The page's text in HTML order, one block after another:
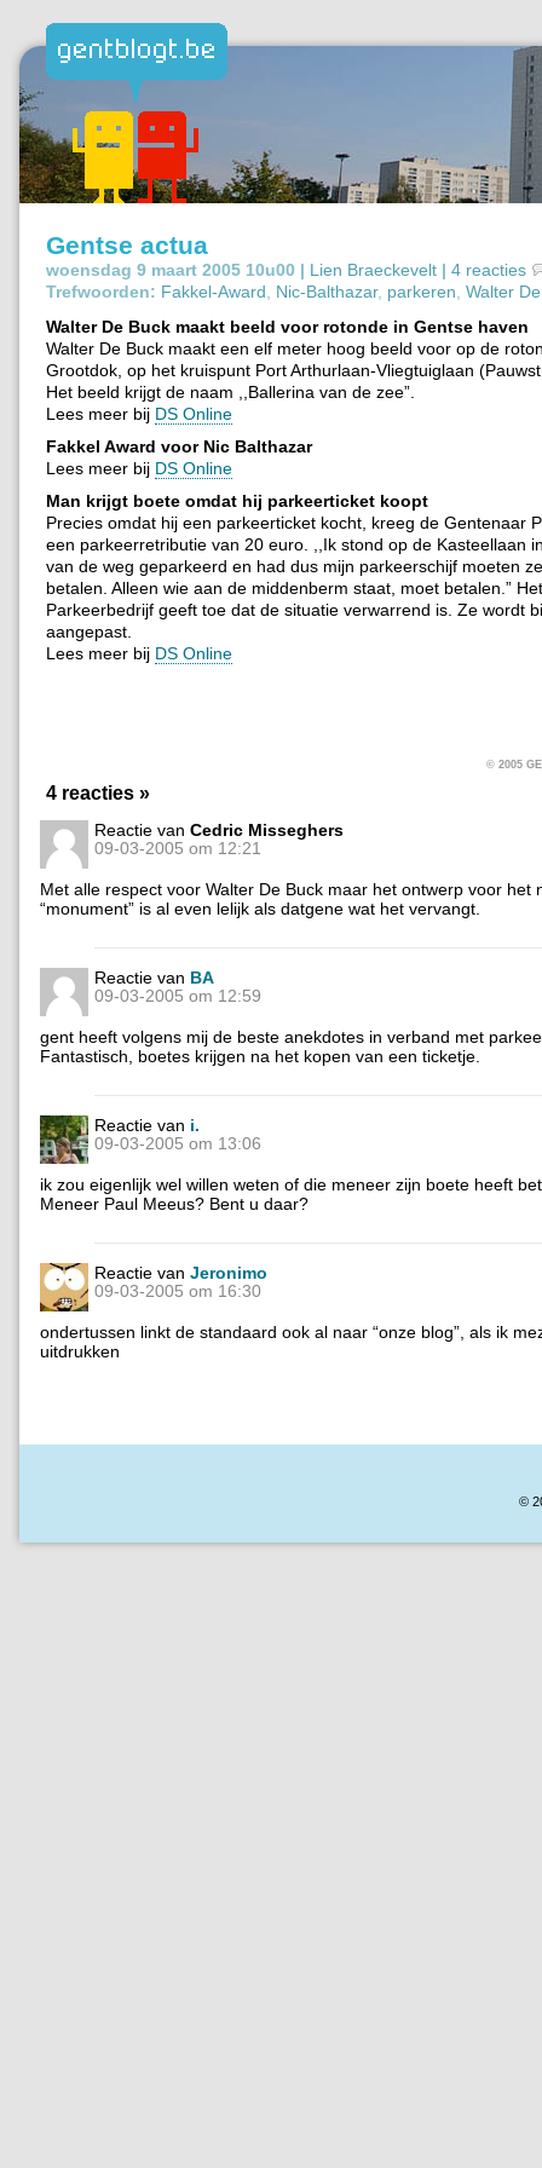
Gentse actua
woensdag 9 maart 2005 10u00 | Lien Braeckevelt | 4 reacties
Trefwoorden: Fakkel-Award Nic-Balthazar, parkeren Walter
Walter De Buck maakt beeld voor rotonde in Gentse haven
Walter De Buck maakt een elf meter hoog beeld voor op de
Grootdok, op het kruispunt Port Arthurlaan-Vliegtuiglaan
Het beeld krijgt de naam ,,Ballerina van de zee”.
Lees meer bij DS Online
Fakkel Award voor Nic Balthazar
Lees meer bij DS Online
Man krijgt boete omdat hij parkeerticket koopt
Precies omdat hij een parkeerticket kocht, kreeg de Gentenaar
een parkeerretributie van 20 euro. ,,Ik stond op de Kasteellaan
van de weg geparkeerd en had dus mijn parkeerschijf moeten
betalen. Alleen wie aan de middenberm staat, moet betalen.” Het
Parkeerbedrijf geeft toe dat de situatie verwarrend is. Ze wordt
aangepast.
Lees meer bij DS Online
© 2005
4 reacties »
Reactie van Cedric Misseghers
09-03-2005 om 12:21
Met alle respect voor Walter De Buck maar het ontwerp voor het
“monument” is al even lelijk als datgene wat het vervangt.
Reactie van BA
09-03-2005 om 12:59
gent heeft volgens mij de beste anekdotes in verband met
Fantastisch, boetes krijgen na het kopen van een ticketje.
Reactie van i.
09-03-2005 om 13:06
ik zou eigenlijk wel willen weten of die meneer zijn boete heeft
Meneer Paul Meeus? Bent u daar?
Reactie van Jeronimo
09-03-2005 om 16:30
ondertussen linkt de standaard ook al naar “onze blog”, als ik
uitdrukken
©